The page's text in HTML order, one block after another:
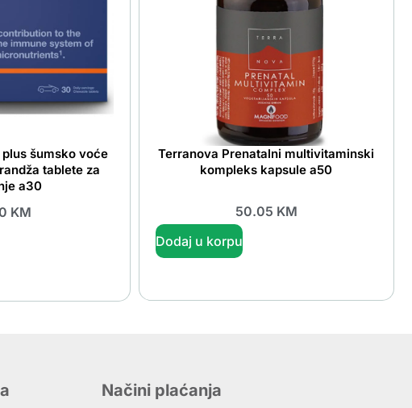
šumsko voće
tablete za
a30
KM
Terranova Prenatalni multivitaminski
kompleks kapsule a50
50.05 KM
Dodaj u korpu
Načini plaćanja